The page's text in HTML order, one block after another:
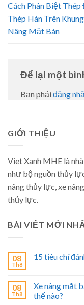
Cách Phân Biệt Thép
Thép Hàn Trên
Nâng Mặt Bàn
Để lại một
Bạn phải đăng
GIỚI THIỆU
Viet Xanh MHE là
như bộ nguồn thủy
nâng thủy lực, xe
thủy lực.
BÀI VIẾT MỚI
08
Th8
15 tiêu chí
08
Th8
Xe nâng mặt
thế nào?